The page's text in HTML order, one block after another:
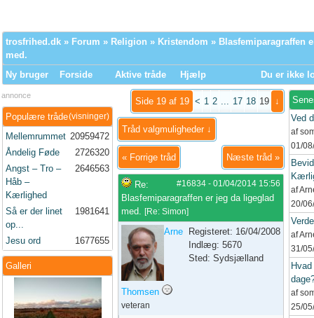
trosfrihed.dk » Forum » Religion » Kristendom » Blasfemiparagraffen
med.
Ny bruger
Forside Aktive tråde Hjælp Du er ikke
annonce
(visninger)
Populære tråde
Mellemrummet 20959472
Åndelig Føde
2726320
Angst – Tro –
Håb –
Kærlighed
2646563
Så er der linet
op...
1981641
Jesu ord 1677655
Galleri
Side 19 af 19 < 1 2 ... 17 18 19 ↓
Tråd valgmuligheder ↓
« Forrige tråd Næste tråd »
#16834 - 01/04/2014 15:56
Re:
Blasfemiparagraffen er jeg da ligeglad
med. [Re: Simon]
Arne
Thomsen
veteran
Registeret: 16/04/2008
Indlæg: 5670
Sted: Sydsjælland
Ved
af
01/
af
20/
af
31/
af
25/